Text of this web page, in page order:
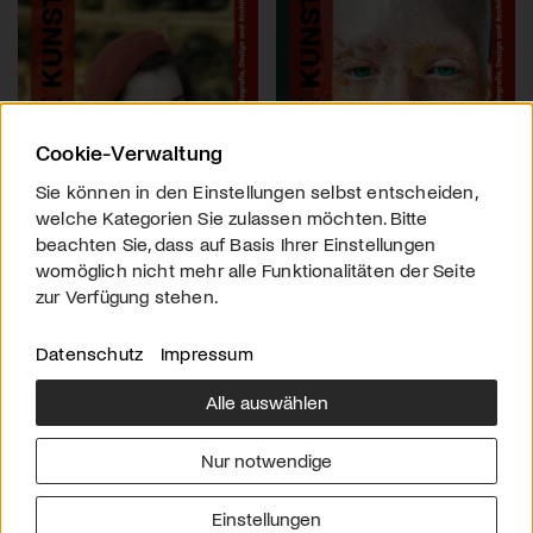
Über uns
Downloads
Werben
Impressum
Cookie-Verwaltung
Sie können in den Einstellungen selbst entscheiden,
welche Kategorien Sie zulassen möchten. Bitte
beachten Sie, dass auf Basis Ihrer Einstellungen
womöglich nicht mehr alle Funktionalitäten der Seite
zur Verfügung stehen.
Datenschutz Impressum
Alle auswählen
Nur notwendige
Einstellungen